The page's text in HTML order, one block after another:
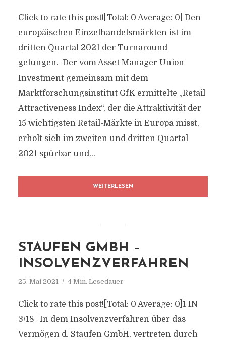
Click to rate this post![Total: 0 Average: 0] Den
europäischen Einzelhandelsmärkten ist im
dritten Quartal 2021 der Turnaround
gelungen. Der vom Asset Manager Union
Investment gemeinsam mit dem
Marktforschungsinstitut GfK ermittelte „Retail
Attractiveness Index“, der die Attraktivität der
15 wichtigsten Retail-Märkte in Europa misst,
erholt sich im zweiten und dritten Quartal
2021 spürbar und...
WEITERLESEN
STAUFEN GMBH –
INSOLVENZVERFAHREN
25. Mai 2021 4 Min. Lesedauer
Click to rate this post![Total: 0 Average: 0]1 IN
3/18 | In dem Insolvenzverfahren über das
Vermögen d. Staufen GmbH, vertreten durch